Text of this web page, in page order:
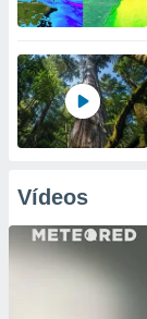
Vídeos